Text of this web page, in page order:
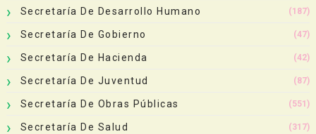
Secretaría De Desarrollo Humano (187)
Secretaría De Gobierno (47)
Secretaría De Hacienda (42)
Secretaría De Juventud (87)
Secretaría De Obras Públicas (551)
Secretaría De Salud (317)